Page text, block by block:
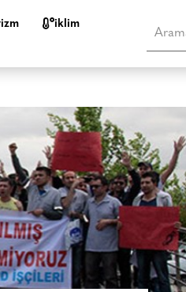
i̇klim